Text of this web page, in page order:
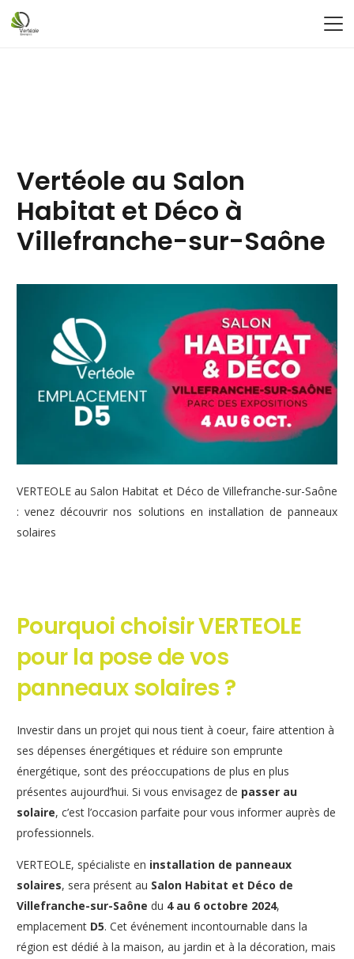
Vertéole au Salon
Habitat et Déco à
Villefranche-sur-Saône
VERTEOLE au Salon Habitat et Déco de Villefranche-sur-Saône
: venez découvrir nos solutions en installation de panneaux
solaires
Pourquoi choisir VERTEOLE
pour la pose de vos
panneaux solaires ?
Investir dans un projet qui nous tient à coeur, faire attention à
ses dépenses énergétiques et réduire son emprunte
énergétique, sont des préoccupations de plus en plus
présentes aujourd’hui. Si vous envisagez de passer au
solaire, c’est l’occasion parfaite pour vous informer auprès de
professionnels.
VERTEOLE, spécialiste en installation de panneaux
solaires, sera présent au Salon Habitat et Déco de
Villefranche-sur-Saône du 4 au 6 octobre 2024,
emplacement D5. Cet événement incontournable dans la
région est dédié à la maison, au jardin et à la décoration, mais